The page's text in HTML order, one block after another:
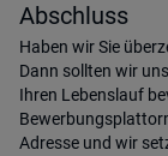
Abschluss
Haben wir Sie
Dann sollten wir
Ihren Lebenslauf
Adresse und wir